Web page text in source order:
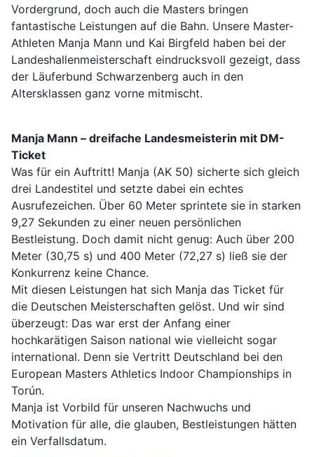
Vordergrund, doch auch die Masters bringen
fantastische Leistungen auf die Bahn. Unsere Master-
Athleten Manja Mann und Kai Birgfeld haben bei der
Landeshallenmeisterschaft eindrucksvoll gezeigt, dass
der Läuferbund Schwarzenberg auch in den
Altersklassen ganz vorne mitmischt.
Manja Mann – dreifache Landesmeisterin mit DM-
Ticket
Was für ein Auftritt! Manja (AK 50) sicherte sich gleich
drei Landestitel und setzte dabei ein echtes
Ausrufezeichen. Über 60 Meter sprintete sie in starken
9,27 Sekunden zu einer neuen persönlichen
Bestleistung. Doch damit nicht genug: Auch über 200
Meter (30,75 s) und 400 Meter (72,27 s) ließ sie der
Konkurrenz keine Chance.
Mit diesen Leistungen hat sich Manja das Ticket für
die Deutschen Meisterschaften gelöst. Und wir sind
überzeugt: Das war erst der Anfang einer
hochkarätigen Saison national wie vielleicht sogar
international. Denn sie Vertritt Deutschland bei den
European Masters Athletics Indoor Championships in
Torún.
Manja ist Vorbild für unseren Nachwuchs und
Motivation für alle, die glauben, Bestleistungen hätten
ein Verfallsdatum.